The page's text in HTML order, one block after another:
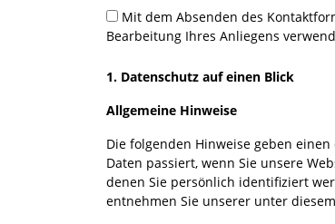
Bearbeitung Ihres Anliegens
1. Datenschutz auf einen Blick
Allgemeine Hinweise
Die folgenden Hinweise geben
Daten passiert, wenn Sie unsere
denen Sie persönlich identifiziert
entnehmen Sie unserer unter